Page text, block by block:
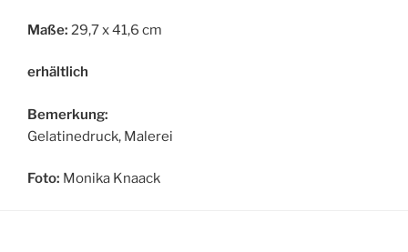
Maße: 29,7 x 41,6 cm
erhältlich
Bemerkung:
Gelatinedruck, Malerei
Foto: Monika Knaack